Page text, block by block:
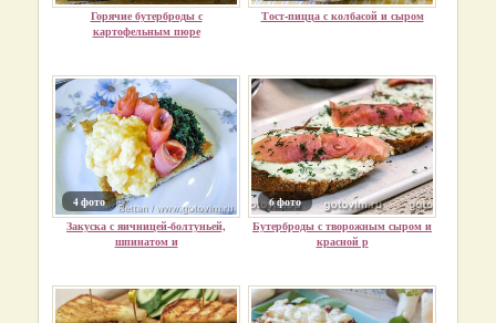
Горячие бутерброды с
картофельным пюре
Тост-пицца с колбасой и сыром
4 фото
Закуска с яичницей-болтуньей,
шпинатом и
6 фото
Бутерброды с творожным сыром и
красной р